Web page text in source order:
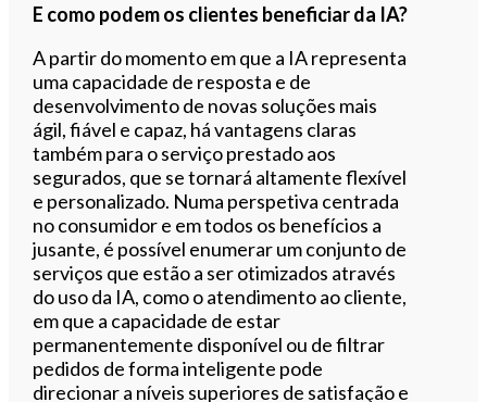
E como podem os clientes beneficiar da IA?
A partir do momento em que a IA representa
uma capacidade de resposta e de
desenvolvimento de novas soluções mais
ágil, fiável e capaz, há vantagens claras
também para o serviço prestado aos
segurados, que se tornará altamente flexível
e personalizado. Numa perspetiva centrada
no consumidor e em todos os benefícios a
jusante, é possível enumerar um conjunto de
serviços que estão a ser otimizados através
do uso da IA, como o atendimento ao cliente,
em que a capacidade de estar
permanentemente disponível ou de filtrar
pedidos de forma inteligente pode
direcionar a níveis superiores de satisfação e